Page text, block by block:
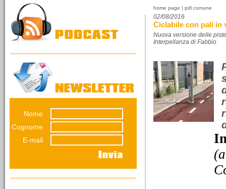
perché pensare non è
vietato.
Una riflessione di
Emiliana Conti. Il
guerra...
12/03/2026
La lunga impronta del
dissesto
Una decisione presa nel
luglio 2012 pesa ancora
Piercarlo Fabbio di
Nome
Cognome
E-mail
home page | pdl comune
02/08/2016
Ciclabile con pali in
Nuova versione delle
Interpellanza di Fabbio